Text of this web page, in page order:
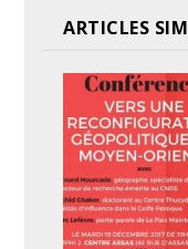
ARTICLES